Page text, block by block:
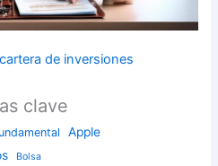
de inversiones
clave
Apple
Bolsa